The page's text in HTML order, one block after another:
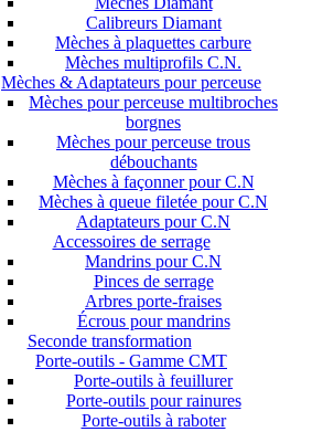
Calibreurs Diamant
Mèches à plaquettes carbure
Mèches multiprofils C.N.
Mèches & Adaptateurs pour perceuse
Mèches pour perceuse multibroches
borgnes
Mèches pour perceuse trous
débouchants
Mèches à façonner pour C.N
Mèches à queue filetée pour C.N
Adaptateurs pour C.N
Accessoires de serrage
Mandrins pour C.N
Pinces de serrage
Arbres porte-fraises
Écrous pour mandrins
Seconde transformation
Porte-outils - Gamme CMT
Porte-outils à feuillurer
Porte-outils pour rainures
Porte-outils à raboter